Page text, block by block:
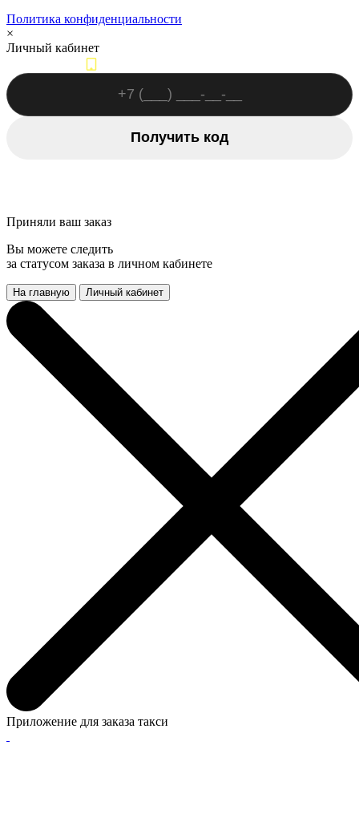
Политика конфиденциальности
×
Личный кабинет
Получить код
Приняли ваш заказ
Вы можете следить
за статусом заказа в личном кабинете
На главную Личный кабинет
Приложение для заказа такси